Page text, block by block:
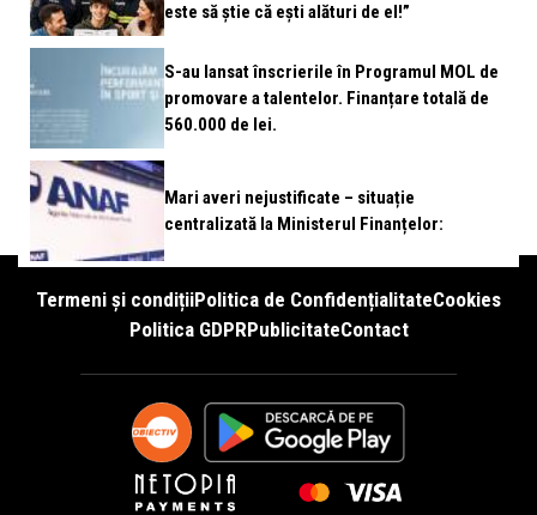
este să știe că ești alături de el!”
S-au lansat înscrierile în Programul MOL de
promovare a talentelor. Finanțare totală de
560.000 de lei.
Mari averi nejustificate – situație
centralizată la Ministerul Finanțelor:
Termeni și condițiiPolitica de ConfidențialitateCookies
Politica GDPRPublicitateContact